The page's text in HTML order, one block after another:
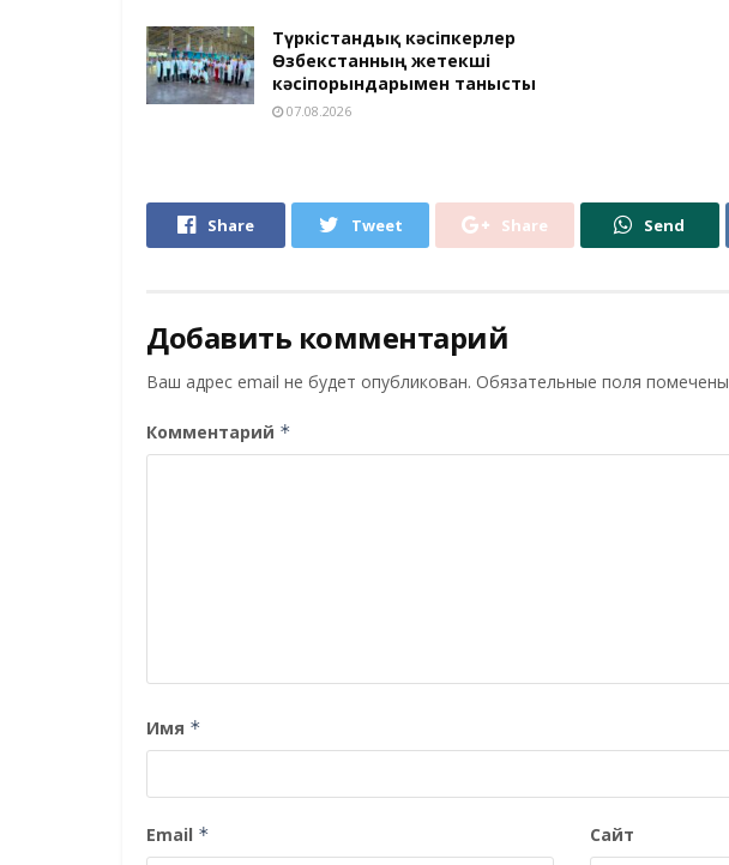
Түркістандық кәсіпкерлер
Өзбекстанның жетекші
кәсіпорындарымен танысты
07.08.2026
Share Tweet Share Send
Добавить комментарий
Ваш адрес email не будет опубликован. Обязательные поля помечены
Комментарий *
Имя *
Email * Сайт